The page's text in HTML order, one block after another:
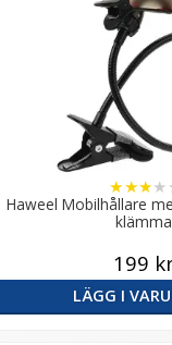
Haweel Mobilhållare
klämma
★★★★
199
LÄGG I